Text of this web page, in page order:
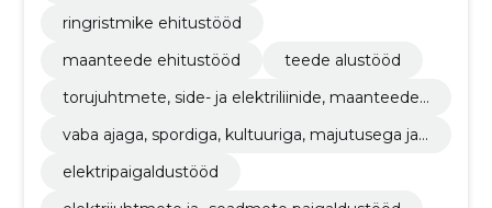
ringristmike ehitustööd
maanteede ehitustööd
teede alustööd
torujuhtmete, side- ja elektriliinide, maanteede,
nnakattetööd
vaba ajaga, spordiga, kultuuriga, majutusega ja r
elektripaigaldustööd